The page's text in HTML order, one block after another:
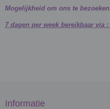
Mogelijkheid om ons te bezoeken
7 dagen per week bereikbaar via :
Informatie